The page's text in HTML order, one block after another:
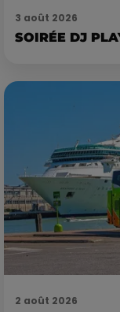
3 août 2026
SOIRÉE DJ
2 août 2026